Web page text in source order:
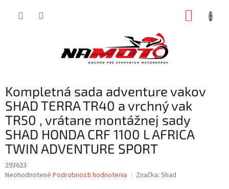
Kompletná sada adventure vakov
SHAD TERRA TR40 a vrchný vak
TR50 , vrátane montážnej sady
SHAD HONDA CRF 1100 L AFRICA
TWIN ADVENTURE SPORT
293623
Priemerné
Neohodnotené Podrobnosti hodnotenia Značka: Shad